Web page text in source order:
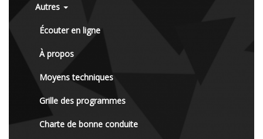
Autres
Écouter en ligne
À propos
Moyens techniques
Grille des programmes
Charte de bonne conduite